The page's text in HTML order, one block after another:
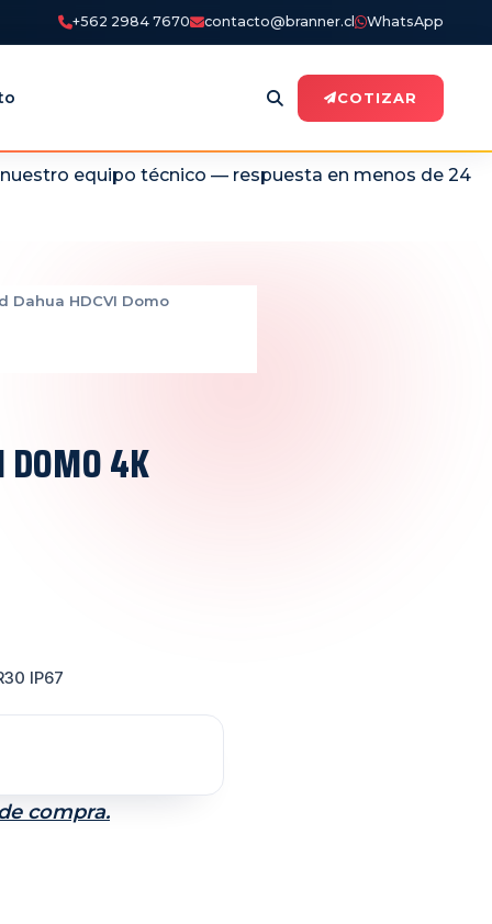
+562 2984 7670 contacto@branner.cl WhatsApp
COTIZAR
equipo técnico — respuesta en menos de 24
Dahua HDCVI Domo
DOMO 4K
IP67
compra.